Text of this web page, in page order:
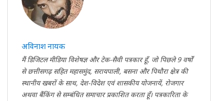
अविनाश नायक
मैं डिजिटल मीडिया विशेषज्ञ और टेक-सैवी पत्रकार हूँ, जो पिछले 9 वर्षों
से छत्तीसगढ़ सहित महासमुंद, सरायपाली, बसना और पिथौरा क्षेत्र की
स्थानीय खबरों के साथ, देश-विदेश एवं शासकीय योजनायें, रोजगार
अथवा बैंकिंग से सम्बंधित समाचार प्रकाशित करता हूँ। पत्रकारिता के